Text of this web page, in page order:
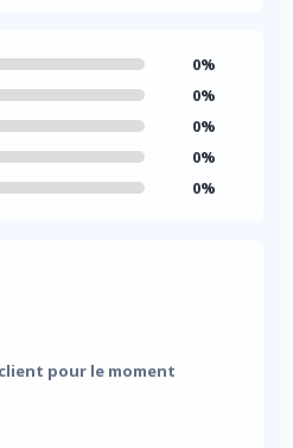
0%
0%
0%
0%
0%
pour le moment